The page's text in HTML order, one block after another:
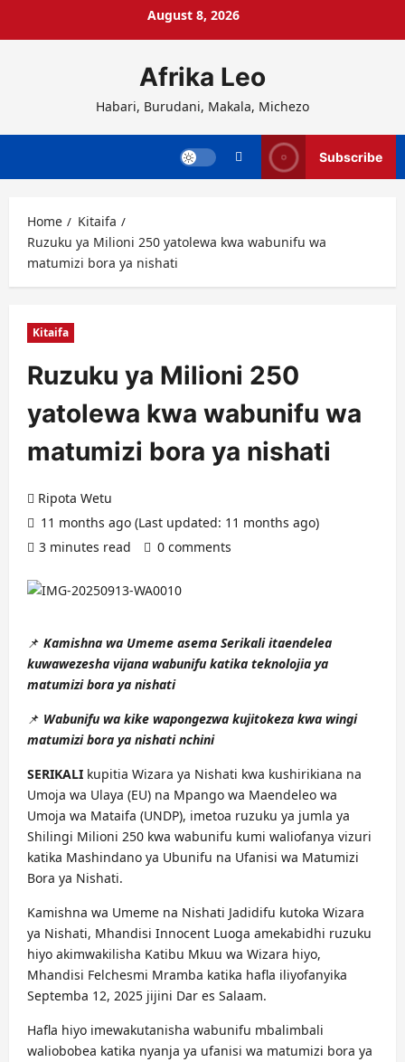
August 8, 2026
Afrika Leo
Habari, Burudani, Makala, Michezo
Subscribe
Home
Kitaifa
Ruzuku ya Milioni 250 yatolewa kwa wabunifu wa
matumizi bora ya nishati
Kitaifa
Ruzuku ya Milioni 250
yatolewa kwa wabunifu wa
matumizi bora ya nishati
Ripota Wetu
11 months ago (Last updated: 11 months ago)
3 minutes read
0 comments
📌 Kamishna wa Umeme asema Serikali itaendelea
kuwawezesha vijana wabunifu katika teknolojia ya
matumizi bora ya nishati
📌 Wabunifu wa kike wapongezwa kujitokeza kwa wingi
matumizi bora ya nishati nchini
SERIKALI kupitia Wizara ya Nishati kwa kushirikiana na
Umoja wa Ulaya (EU) na Mpango wa Maendeleo wa
Umoja wa Mataifa (UNDP), imetoa ruzuku ya jumla ya
Shilingi Milioni 250 kwa wabunifu kumi waliofanya vizuri
katika Mashindano ya Ubunifu na Ufanisi wa Matumizi
Bora ya Nishati.
Kamishna wa Umeme na Nishati Jadidifu kutoka Wizara
ya Nishati, Mhandisi Innocent Luoga amekabidhi ruzuku
hiyo akimwakilisha Katibu Mkuu wa Wizara hiyo,
Mhandisi Felchesmi Mramba katika hafla iliyofanyika
Septemba 12, 2025 jijini Dar es Salaam.
Hafla hiyo imewakutanisha wabunifu mbalimbali
waliobobea katika nyanja ya ufanisi wa matumizi bora ya